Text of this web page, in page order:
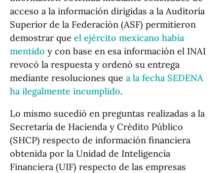
acceso a la información dirigidas a la Auditoría
Superior de la Federación (ASF) permitieron
demostrar queel ejército mexicano había
mentido y con base en esa información el INAI
revocó la respuesta y ordenó su entrega
mediante resoluciones quea la fecha SEDENA
ha ilegalmente incumplido.
Lo mismo sucedió en preguntas realizadas a la
Secretaría de Hacienda y Crédito Público
(SHCP) respecto de información financiera
obtenida por la Unidad de Inteligencia
Financiera (UIF) respecto de las empresas